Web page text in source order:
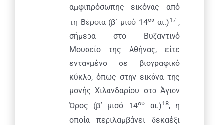
αμφιπρόσωπης εικόνας από
τη Βέροια (β΄ μισό 14ου αι.)17 ,
σήμερα στο Βυζαντινό
Μουσείο της Αθήνας, είτε
ενταγμένο σε βιογραφικό
κύκλο, όπως στην εικόνα της
μονής Χιλανδαρίου στο Άγιον
Όρος (β΄ μισό 14ουαι.)18, η
οποία περιλαμβάνει δεκαέξι